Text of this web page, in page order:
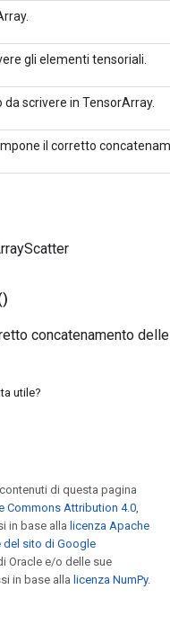
gli elementi tensoriali.
da scrivere in TensorArray.
il corretto
concatenamento
utile?
di questa pagina
Commons Attribution 4.0,
in base alla licenza Apache
del sito di Google
Oracle e/o delle sue
in base alla licenza NumPy.